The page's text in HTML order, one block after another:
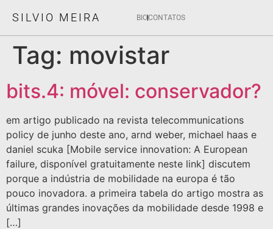
SILVIO MEIRA BIOCONTATOS
Tag: movistar
bits.4: móvel: conservador?
em artigo publicado na revista telecommunications
policy de junho deste ano, arnd weber, michael haas e
daniel scuka [Mobile service innovation: A European
failure, disponível gratuitamente neste link] discutem
porque a indústria de mobilidade na europa é tão
pouco inovadora. a primeira tabela do artigo mostra as
últimas grandes inovações da mobilidade desde 1998 e
[…]